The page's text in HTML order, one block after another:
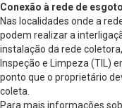
Conexão à rede de esgoto
Nas localidades onde a
podem realizar a
instalação da rede
Inspeção e Limpeza (TIL)
ponto que o proprietário
coleta.
Para mais informações